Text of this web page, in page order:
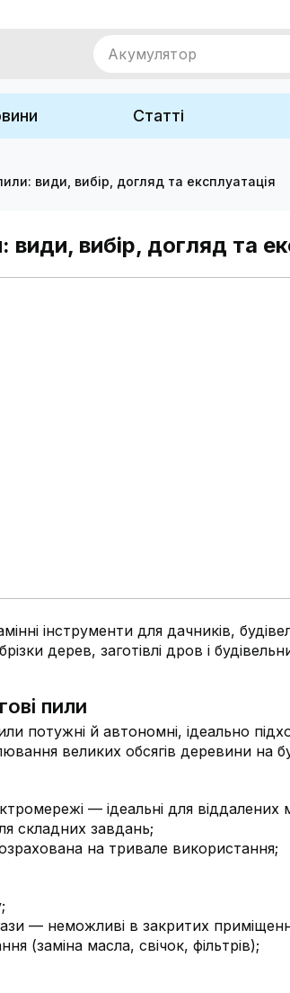
Акумулятор
Статті
види, вибір, догляд та експлуатація
види, вибір, догляд та
інструменти для дачників,
дерев, заготівлі дров і
пили
потужні й автономні, ідеально
великих обсягів деревини на
— ідеальні для віддалених
складних завдань;
на тривале використання;
— неможливі в закритих
(заміна масла, свічок, фільтрів);